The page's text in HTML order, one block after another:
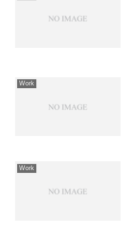
Work
Work